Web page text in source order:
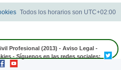
Todos los horarios son UTC+02:00
Profesional (2013) - Aviso Legal -
- Síguenos en las redes sociales: